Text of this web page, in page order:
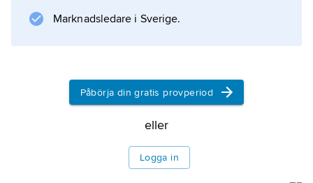
”backbenchers”.
Information om artikeln
Marknadsledare i Sverige.
Påbörja din gratis provperiod
eller
Logga in